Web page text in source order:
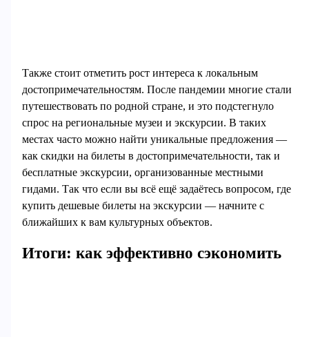
Также стоит отметить рост интереса к локальным
достопримечательностям. После пандемии многие стали
путешествовать по родной стране, и это подстегнуло
спрос на региональные музеи и экскурсии. В таких
местах часто можно найти уникальные предложения —
как скидки на билеты в достопримечательности, так и
бесплатные экскурсии, организованные местными
гидами. Так что если вы всё ещё задаётесь вопросом, где
купить дешевые билеты на экскурсии — начните с
ближайших к вам культурных объектов.
Итоги: как эффективно сэкономить